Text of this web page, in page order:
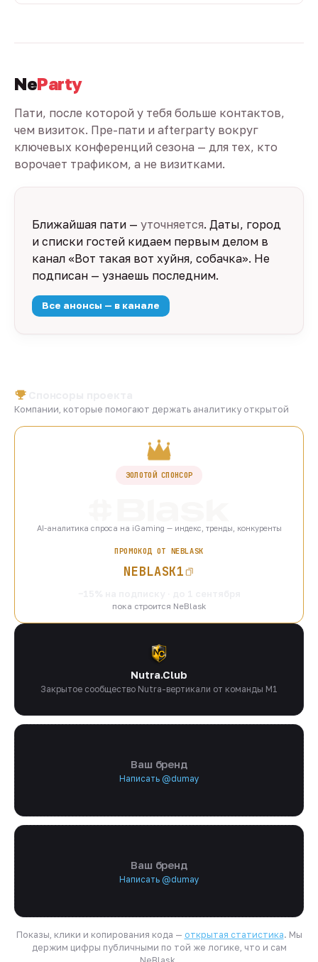
NeParty
Пати, после которой у тебя больше контактов,
чем визиток. Пре-пати и afterparty вокруг
ключевых конференций сезона — для тех, кто
ворочает трафиком, а не визитками.
Ближайшая пати — уточняется. Даты, город
и списки гостей кидаем первым делом в
канал «Вот такая вот хуйня, собачка». Не
подписан — узнаешь последним.
Все анонсы — в канале
Компании, которые помогают держать аналитику открытой
ЗОЛОТОЙ СПОНСОР
AI-аналитика спроса на iGaming — индекс, тренды, конкуренты
ПРОМОКОД ОТ NEBLASK
NEBLASK1
пока строится NeBlask
Nutra.Club
Закрытое сообщество Nutra-вертикали от команды M1
Ваш бренд
Написать @dumay
Ваш бренд
Написать @dumay
Показы, клики и копирования кода — открытая статистика. Мы
держим цифры публичными по той же логике, что и сам